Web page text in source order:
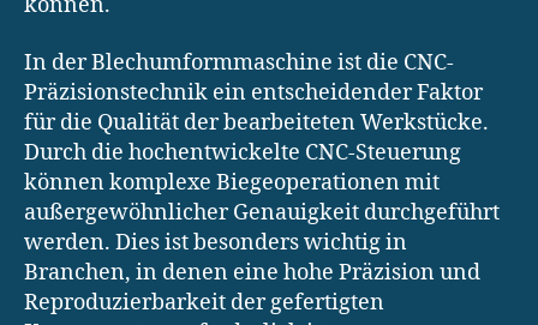
können.
In der Blechumformmaschine ist die CNC-
Präzisionstechnik ein entscheidender Faktor
für die Qualität der bearbeiteten Werkstücke.
Durch die hochentwickelte CNC-Steuerung
können komplexe Biegeoperationen mit
außergewöhnlicher Genauigkeit durchgeführt
werden. Dies ist besonders wichtig in
Branchen, in denen eine hohe Präzision und
Reproduzierbarkeit der gefertigten